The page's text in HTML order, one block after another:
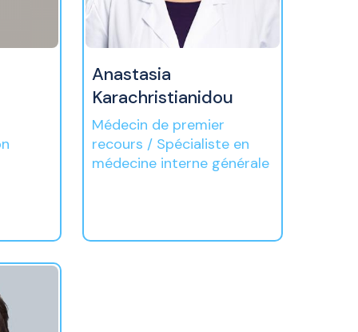
Anastasia
Karachristianidou
Médecin de premier
recours / Spécialiste en
médecine interne générale